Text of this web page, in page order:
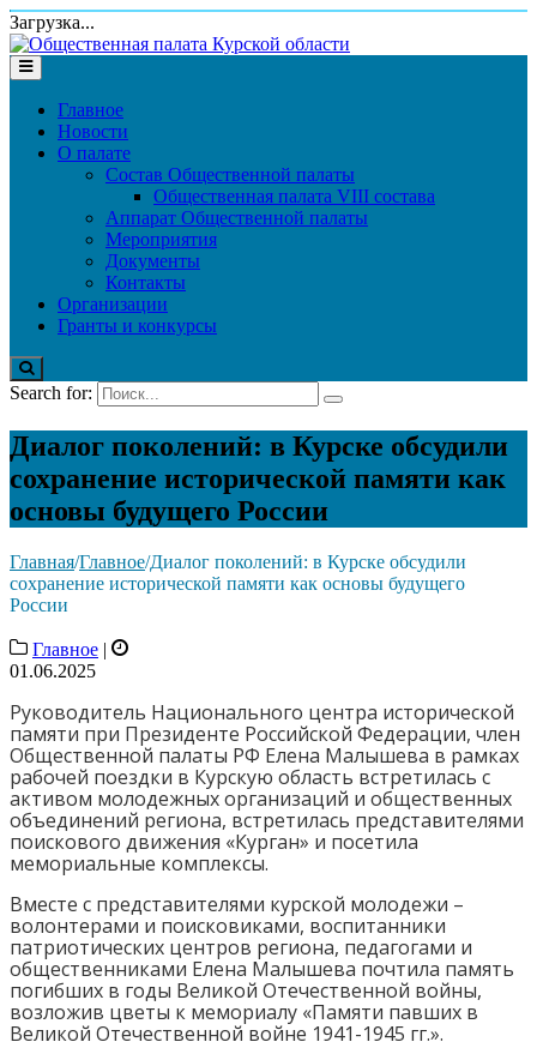
Загрузка...
Главное
Новости
О палате
Состав Общественной палаты
Общественная палата VIII состава
Аппарат Общественной палаты
Мероприятия
Документы
Контакты
Организации
Гранты и конкурсы
Search for:
Диалог поколений: в Курске обсудили
сохранение исторической памяти как
основы будущего России
Главная/Главное/Диалог поколений: в Курске обсудили
сохранение исторической памяти как основы будущего
России
Главное |
01.06.2025
Руководитель Национального центра исторической
памяти при Президенте Российской Федерации, член
Общественной палаты РФ Елена Малышева в рамках
рабочей поездки в Курскую область встретилась с
активом молодежных организаций и общественных
объединений региона, встретилась представителями
поискового движения «Курган» и посетила
мемориальные комплексы.
Вместе с представителями курской молодежи –
волонтерами и поисковиками, воспитанники
патриотических центров региона, педагогами и
общественниками Елена Малышева почтила память
погибших в годы Великой Отечественной войны,
возложив цветы к мемориалу «Памяти павших в
Великой Отечественной войне 1941-1945 гг.».